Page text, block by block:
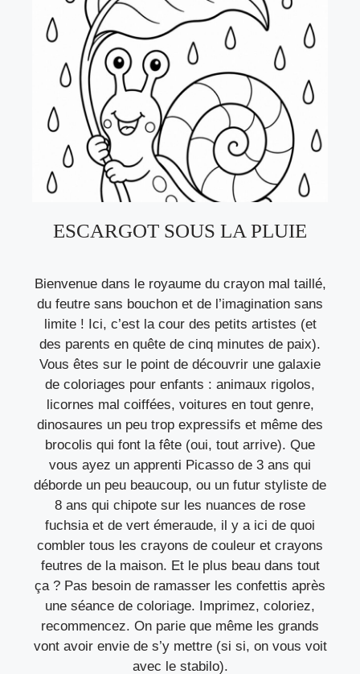
ESCARGOT SOUS LA PLUIE
Bienvenue dans le royaume du crayon mal taillé,
du feutre sans bouchon et de l’imagination sans
limite ! Ici, c’est la cour des petits artistes (et
des parents en quête de cinq minutes de paix).
Vous êtes sur le point de découvrir une galaxie
de coloriages pour enfants : animaux rigolos,
licornes mal coiffées, voitures en tout genre,
dinosaures un peu trop expressifs et même des
brocolis qui font la fête (oui, tout arrive). Que
vous ayez un apprenti Picasso de 3 ans qui
déborde un peu beaucoup, ou un futur styliste de
8 ans qui chipote sur les nuances de rose
fuchsia et de vert émeraude, il y a ici de quoi
combler tous les crayons de couleur et crayons
feutres de la maison. Et le plus beau dans tout
ça ? Pas besoin de ramasser les confettis après
une séance de coloriage. Imprimez, coloriez,
recommencez. On parie que même les grands
vont avoir envie de s’y mettre (si si, on vous voit
avec le stabilo).